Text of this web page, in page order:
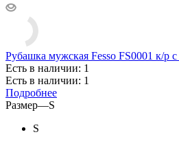
Рубашка мужская Fesso FS0001 к/р
Есть в наличии: 1
Есть в наличии: 1
Подробнее
Размер—S
S